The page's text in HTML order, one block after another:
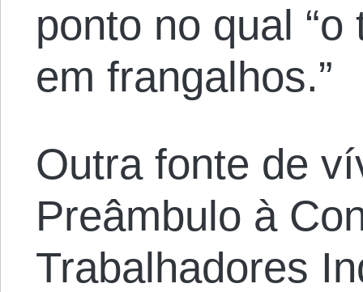
ponto no qual
em frangalhos.”
Outra fonte de
Preâmbulo à
Trabalhadores